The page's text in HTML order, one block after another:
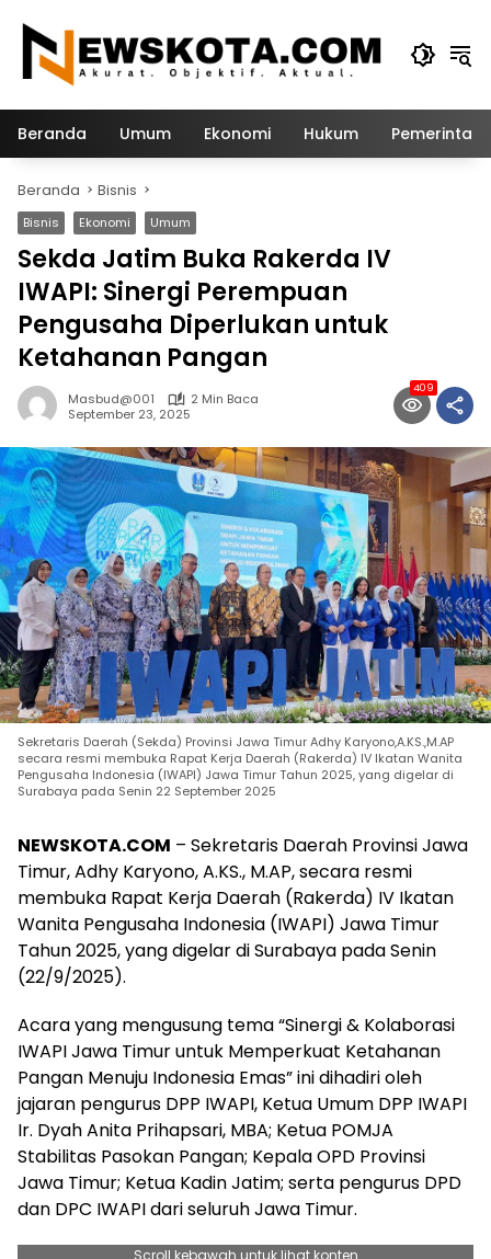
konten
Beranda Umum Ekonomi Hukum
Beranda Bisnis
Bisnis Ekonomi Umum
Sekda Jatim Buka Rakerda IV
IWAPI: Sinergi Perempuan
Pengusaha Diperlukan untuk
Ketahanan Pangan
Masbud@001
2 Min Baca
September 23, 2025
409
Sekretaris Daerah (Sekda) Provinsi Jawa Timur Adhy Karyono,A.KS.,M.AP
secara resmi membuka Rapat Kerja Daerah (Rakerda) IV Ikatan Wanita
Pengusaha Indonesia (IWAPI) Jawa Timur Tahun 2025, yang digelar di
Surabaya pada Senin 22 September 2025
NEWSKOTA.COM – Sekretaris Daerah Provinsi Jawa
Timur, Adhy Karyono, A.KS., M.AP, secara resmi
membuka Rapat Kerja Daerah (Rakerda) IV Ikatan
Wanita Pengusaha Indonesia (IWAPI) Jawa Timur
Tahun 2025, yang digelar di Surabaya pada Senin
(22/9/2025).
Acara yang mengusung tema “Sinergi & Kolaborasi
IWAPI Jawa Timur untuk Memperkuat Ketahanan
Pangan Menuju Indonesia Emas” ini dihadiri oleh
jajaran pengurus DPP IWAPI, Ketua Umum DPP IWAPI
Ir. Dyah Anita Prihapsari, MBA; Ketua POMJA
Stabilitas Pasokan Pangan; Kepala OPD Provinsi
Jawa Timur; Ketua Kadin Jatim; serta pengurus DPD
dan DPC IWAPI dari seluruh Jawa Timur.
Scroll kebawah untuk lihat konten